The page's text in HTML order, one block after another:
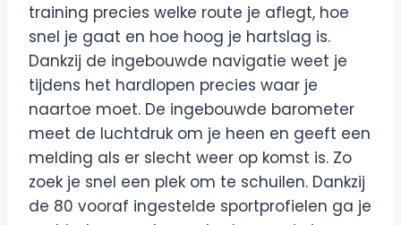
training precies welke route je aflegt, hoe
snel je gaat en hoe hoog je hartslag is.
Dankzij de ingebouwde navigatie weet je
tijdens het hardlopen precies waar je
naartoe moet. De ingebouwde barometer
meet de luchtdruk om je heen en geeft een
melding als er slecht weer op komst is. Zo
zoek je snel een plek om te schuilen. Dankzij
de 80 vooraf ingestelde sportprofielen ga je